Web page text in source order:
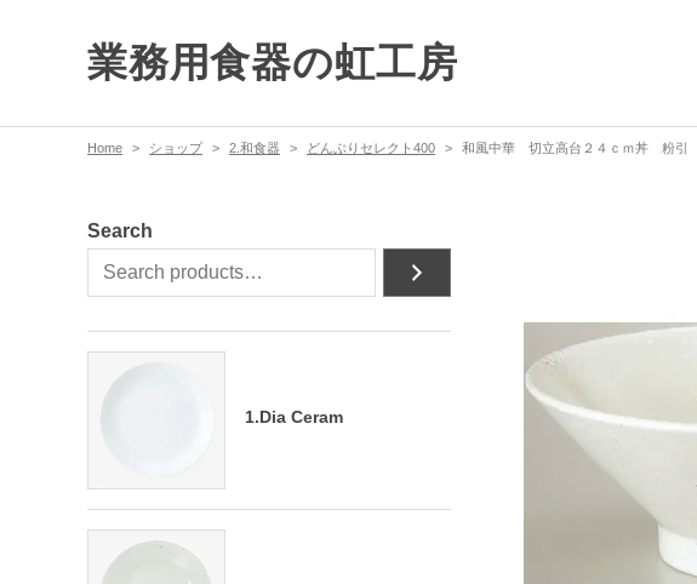
業務用食器の虹工房
Home ショップ 2.和食器 どんぶりセレクト400 和風中華 切立高台２４ｃｍ丼 粉
Search
1.Dia Ceram